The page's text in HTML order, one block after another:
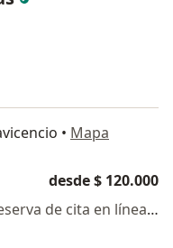
• Mapa
desde $ 120.000
Este especialista no ofrece reserva de cita en línea en esta dirección.